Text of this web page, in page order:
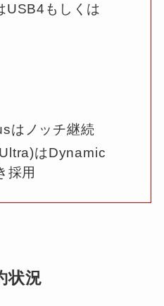
USB4もしくは
はノッチ継続
はDynamic
採用
状況